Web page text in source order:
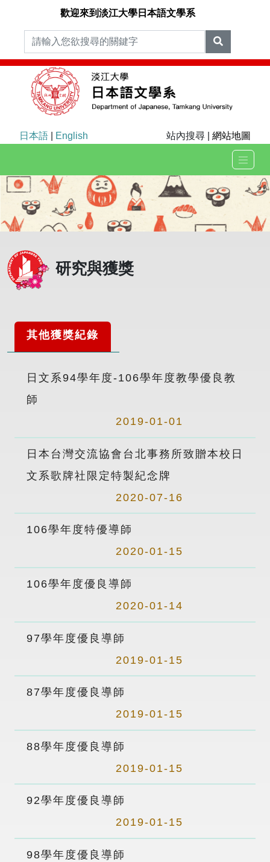
歡迎來到淡江大學日本語文學系
日本語 English 站內搜尋 | 網站地圖
研究與獲獎
其他獲獎紀錄
日文系94學年度-106學年度教學優良教
師
2019-01-01
日本台灣交流協會台北事務所致贈本校日
文系歌牌社限定特製紀念牌
2020-07-16
106學年度特優導師
2020-01-15
106學年度優良導師
2020-01-14
97學年度優良導師
2019-01-15
87學年度優良導師
2019-01-15
88學年度優良導師
2019-01-15
92學年度優良導師
2019-01-15
98學年度優良導師